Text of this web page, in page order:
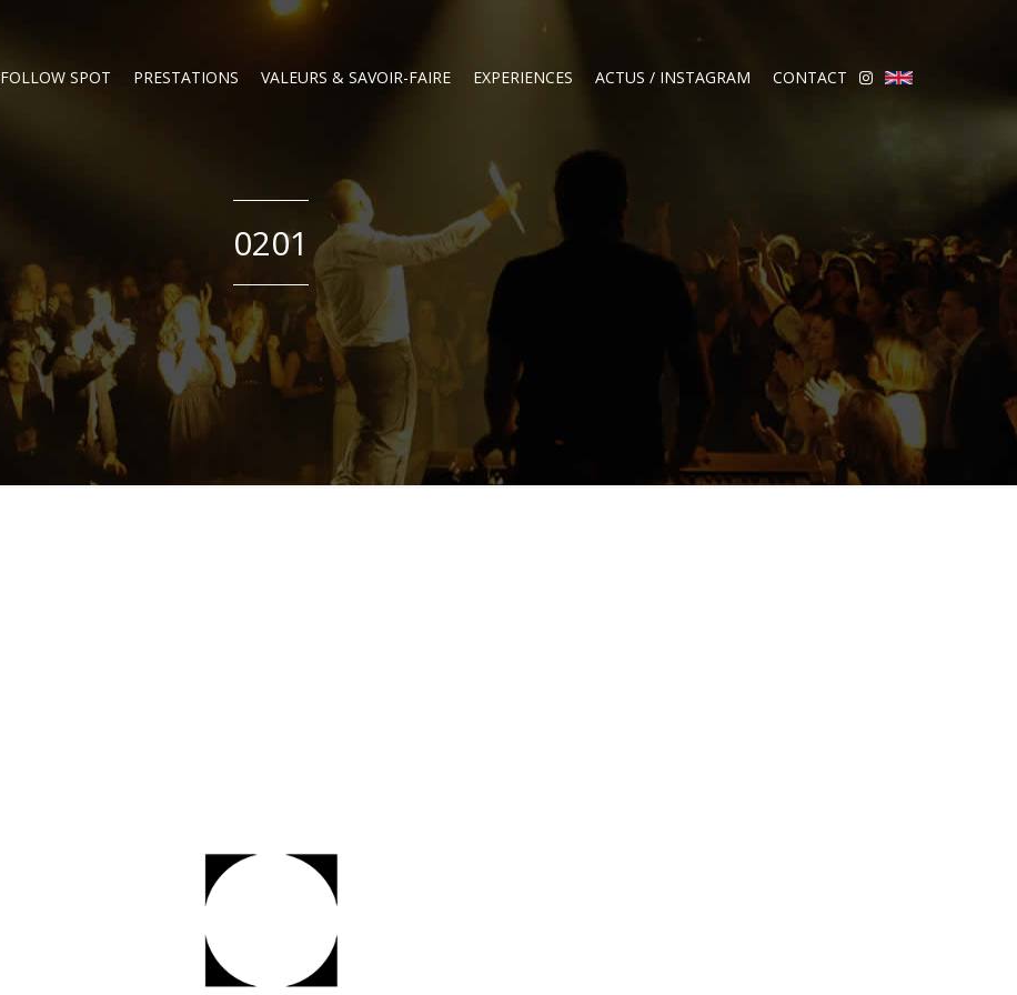
FOLLOW SPOT PRESTATIONS VALEURS & SAVOIR-FAIRE EXPERIENCES ACTUS / INSTAGRAM CONTACT
0201